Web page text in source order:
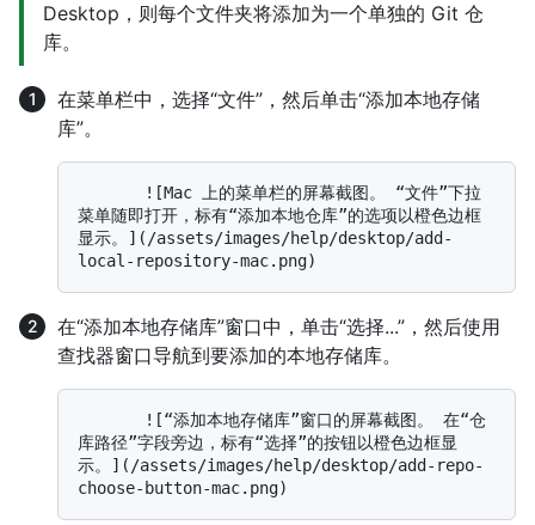
Desktop，则每个文件夹将添加为一个单独的 Git 仓
库。
在菜单栏中，选择“文件”，然后单击“添加本地存储
库”。
菜单随即打开，标有“添加本地仓库”的选项以橙色边框
显示。](/assets/images/help/desktop/add-
在“添加本地存储库”窗口中，单击“选择...”，然后使用
查找器窗口导航到要添加的本地存储库。
库路径”字段旁边，标有“选择”的按钮以橙色边框显
示。](/assets/images/help/desktop/add-repo-